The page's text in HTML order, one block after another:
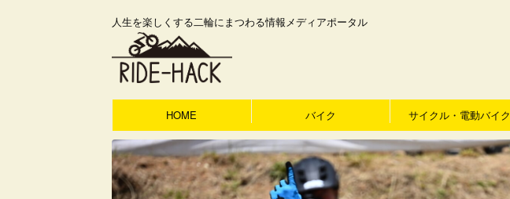
人生を楽しくする二輪にまつわる情報メディアポータル
HOME バイク サイクル・電動バイク